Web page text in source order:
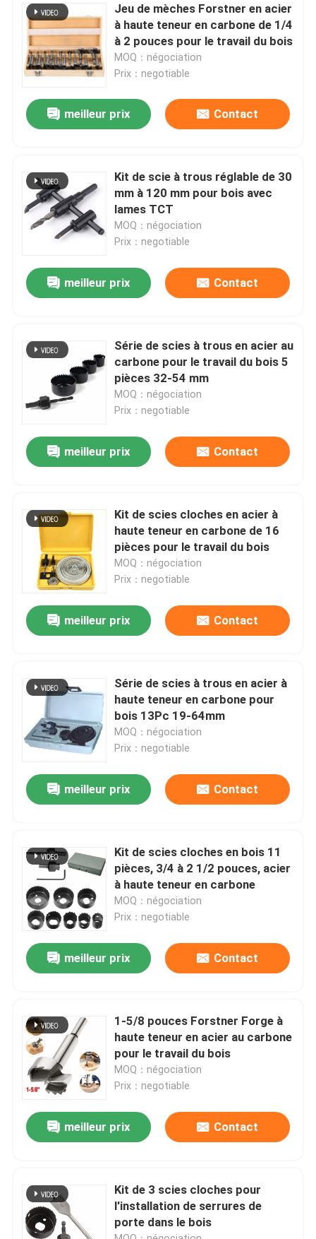
Produits
Au sujet de nous
Visite d'usine
Contactez-nous
Nouvelles
Demandez une citation
peu de perceuse de hss
Foret à maçonnerie
Jeu de mèches Forstner en acier
à haute teneur en carbone de 1/4
à 2 pouces pour le travail du bois
MOQ：négociation
Prix：negotiable
meilleur prix Contact
Kit de scie à trous réglable de 30
mm à 120 mm pour bois avec
lames TCT
MOQ：négociation
Prix：negotiable
meilleur prix Contact
Série de scies à trous en acier au
carbone pour le travail du bois 5
pièces 32-54 mm
MOQ：négociation
Prix：negotiable
meilleur prix Contact
Kit de scies cloches en acier à
haute teneur en carbone de 16
pièces pour le travail du bois
MOQ：négociation
Prix：negotiable
meilleur prix Contact
Série de scies à trous en acier à
haute teneur en carbone pour
bois 13Pc 19-64mm
MOQ：négociation
Prix：negotiable
meilleur prix Contact
Kit de scies cloches en bois 11
pièces, 3/4 à 2 1/2 pouces, acier
à haute teneur en carbone
MOQ：négociation
Prix：negotiable
meilleur prix Contact
1-5/8 pouces Forstner Forge à
haute teneur en acier au carbone
pour le travail du bois
MOQ：négociation
Prix：negotiable
meilleur prix Contact
Kit de 3 scies cloches pour
l'installation de serrures de
porte dans le bois